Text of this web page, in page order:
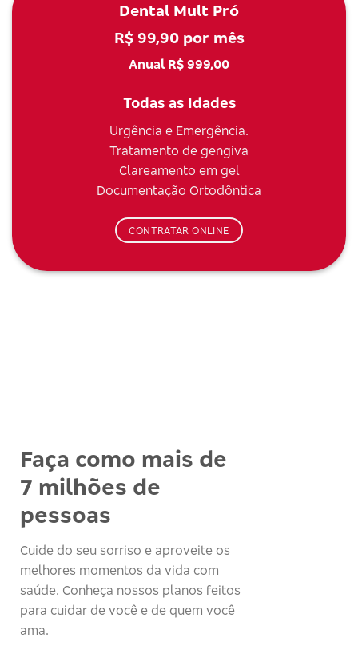
Dental Mult Pró
R$ 99,90 por mês
Anual R$ 999,00
Todas as Idades
Urgência e Emergência.
Tratamento de gengiva
Clareamento em gel
Documentação Ortodôntica
CONTRATAR ONLINE
Faça como mais de
7 milhões de
pessoas
Cuide do seu sorriso e aproveite os
melhores momentos da vida com
saúde. Conheça nossos planos feitos
para cuidar de você e de quem você
ama.